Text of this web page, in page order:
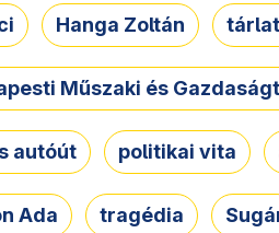
Hanga Zoltán
Műszaki és
autóút politikai vita
Ada tragédia